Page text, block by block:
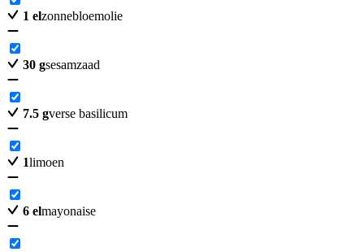
1 elzonnebloemolie
30 gsesamzaad
7.5 gverse basilicum
1limoen
6 elmayonaise